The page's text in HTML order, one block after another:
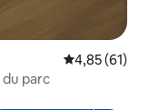
Évaluation
4,85 (61)
parc